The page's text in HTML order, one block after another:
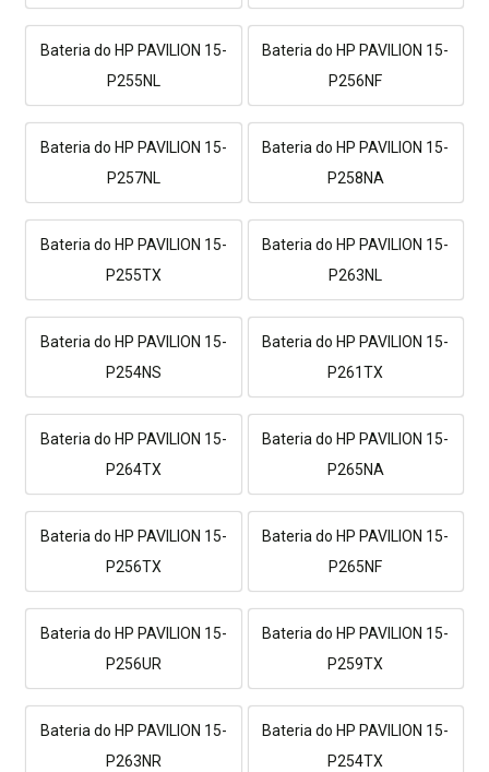
Bateria do HP PAVILION 15-
P255NL
Bateria do HP PAVILION 15-
P256NF
Bateria do HP PAVILION 15-
P257NL
Bateria do HP PAVILION 15-
P258NA
Bateria do HP PAVILION 15-
P255TX
Bateria do HP PAVILION 15-
P263NL
Bateria do HP PAVILION 15-
P254NS
Bateria do HP PAVILION 15-
P261TX
Bateria do HP PAVILION 15-
P264TX
Bateria do HP PAVILION 15-
P265NA
Bateria do HP PAVILION 15-
P256TX
Bateria do HP PAVILION 15-
P265NF
Bateria do HP PAVILION 15-
P256UR
Bateria do HP PAVILION 15-
P259TX
Bateria do HP PAVILION 15-
P263NR
Bateria do HP PAVILION 15-
P254TX